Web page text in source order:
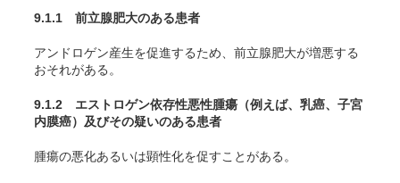
9.1.1 前立腺肥大のある患者
アンドロゲン産生を促進するため、前立腺肥大が増悪する
おそれがある。
9.1.2 エストロゲン依存性悪性腫瘍（例えば、乳癌、子宮
内膜癌）及びその疑いのある患者
腫瘍の悪化あるいは顕性化を促すことがある。